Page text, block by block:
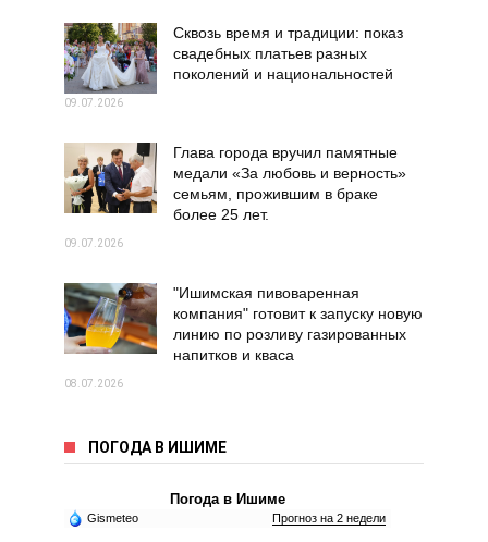
Сквозь время и традиции: показ
свадебных платьев разных
поколений и национальностей
09.07.2026
Глава города вручил памятные
медали «За любовь и верность»
семьям, прожившим в браке
более 25 лет.
09.07.2026
"Ишимская пивоваренная
компания" готовит к запуску новую
линию по розливу газированных
напитков и кваса
08.07.2026
ПОГОДА В ИШИМЕ
Погода в Ишиме
Gismeteo Прогноз на 2 недели